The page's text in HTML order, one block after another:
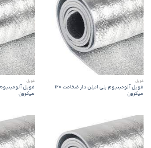
فویل
فویل آلومینیوم پلی اتیلن دار ضخامت 120
میکرون
فویل
میکرون